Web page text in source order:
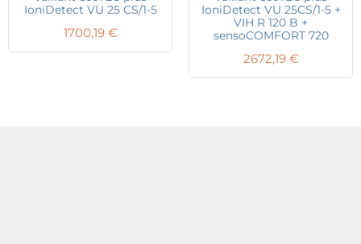
IoniDetect VU 25 CS/1-5
1700,19 €
IoniDetect VU 25CS/1-5 +
VIH R 120 B +
sensoCOMFORT 720
2672,19 €